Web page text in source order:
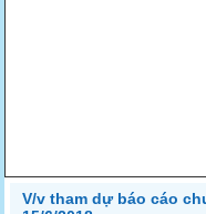
V/v tham dự báo cáo